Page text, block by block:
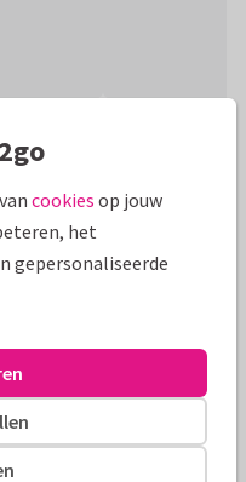
de lucht een vliegtuigje
aan te passen
cookies op jouw
het
gepersonaliseerde